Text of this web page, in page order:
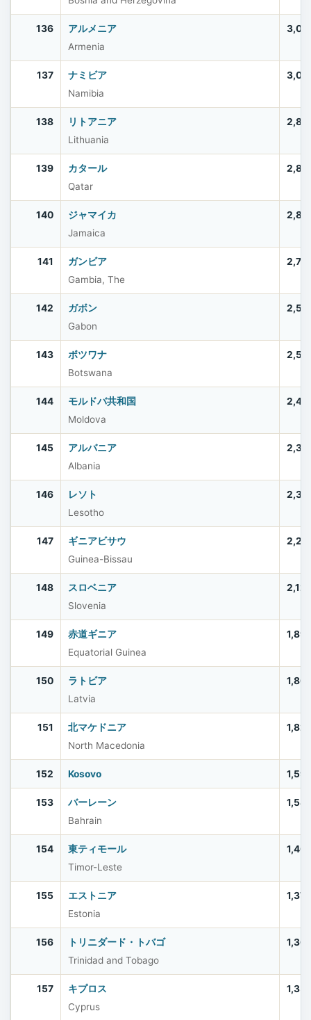
136
アルメニア
Armenia
137
ナミビア
Namibia
138
リトアニア
Lithuania
139
カタール
Qatar
140
ジャマイカ
Jamaica
141
ガンビア
Gambia, The
142
ガボン
Gabon
143
ボツワナ
Botswana
144
モルドバ共和国
Moldova
145
アルバニア
Albania
146
レソト
Lesotho
147
ギニアビサウ
Guinea-Bissau
148
スロベニア
Slovenia
149
赤道ギニア
Equatorial Guinea
150
ラトビア
Latvia
151
北マケドニア
North Macedonia
152 Kosovo
153
バーレーン
Bahrain
154
東ティモール
Timor-Leste
155
エストニア
Estonia
156
トリニダード・トバゴ
Trinidad and Tobago
157
キプロス
Cyprus